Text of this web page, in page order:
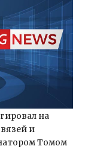
на
и
Томом